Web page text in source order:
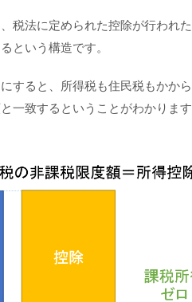
税法に定められた控除が行われ
という構造です。
すると、所得税も住民税もかか
一致するということがわかりま